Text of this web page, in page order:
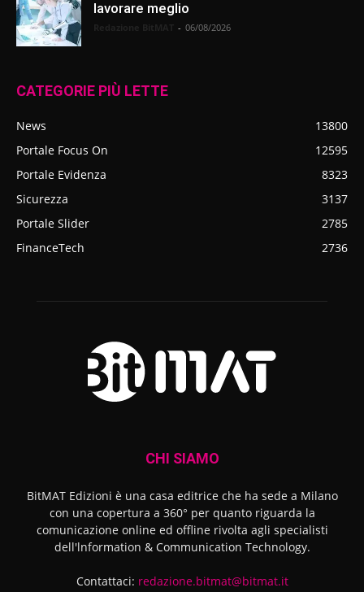
lavorare meglio
- 06/08/2026
CATEGORIE PIÙ LETTE
News
13800
Portale Focus On
12595
Portale Evidenza
8323
Sicurezza
3137
Portale Slider
2785
FinanceTech
2736
CHI SIAMO
BitMAT Edizioni è una casa editrice che ha sede a Milano
con una copertura a 360° per quanto riguarda la
comunicazione online ed offline rivolta agli specialisti
dell'lnformation & Communication Technology.
Contattaci: redazione.bitmat@bitmat.it